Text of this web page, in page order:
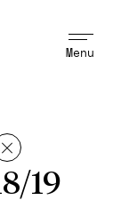
Menu
19